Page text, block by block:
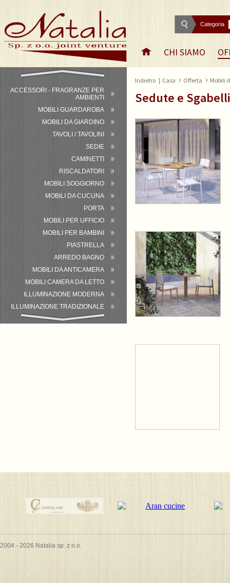
Categoria
CHI SIAMO
ACCESSORI - FRAGRANZE PER
AMBIENTI
MOBILI GUARDAROBA
MOBILI DA GIARDINO
TAVOLI / TAVOLINI
SEDIE
CAMINETTI
RISCALDATORI
MOBILI SOGGIORNO
MOBILI DA CUCUNA
PORTA
MOBILI PER UFFICIO
MOBILI PER BAMBINI
PIASTRELLA
ARREDO BAGNO
MOBILI DA ANTICAMERA
MOBILI CAMERA DA LETTO
ILLUMINAZIONE MODERNA
ILLUMINAZIONE TRADIZIONALE
ATTREZZATURA DEL BAGNO
Indietro | Casa › Offerta › Mobili
Sedute e Sgabelli
2004 - 2026 Natalia sp. z o.o.